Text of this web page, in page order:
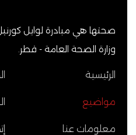
صحتها هي مبادرة لوايل
وزارة الصحة العامة - قطر.
الرئيسية
مواضيع
معلومات عنا